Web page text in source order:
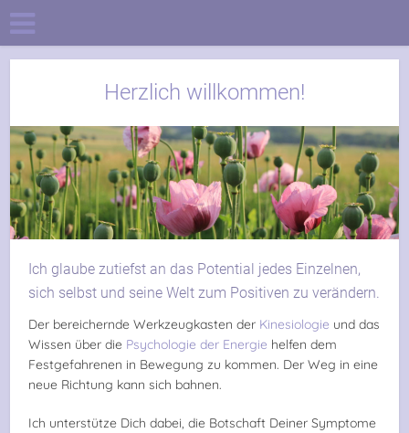
Herzlich willkommen!
Ich glaube zutiefst an das Potential jedes Einzelnen,
sich selbst und seine Welt zum Positiven zu verändern.
Der bereichernde Werkzeugkasten der Kinesiologie und das
Wissen über die Psychologie der Energie helfen dem
Festgefahrenen in Bewegung zu kommen. Der Weg in eine
neue Richtung kann sich bahnen.
Ich unterstütze Dich dabei, die Botschaft Deiner Symptome